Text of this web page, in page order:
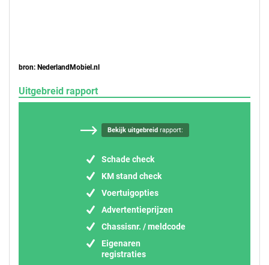
bron: NederlandMobiel.nl
Uitgebreid rapport
Bekijk uitgebreidrapport:
Schade check
KM stand check
Voertuigopties
Advertentieprijzen
Chassisnr. / meldcode
Eigenaren
registraties